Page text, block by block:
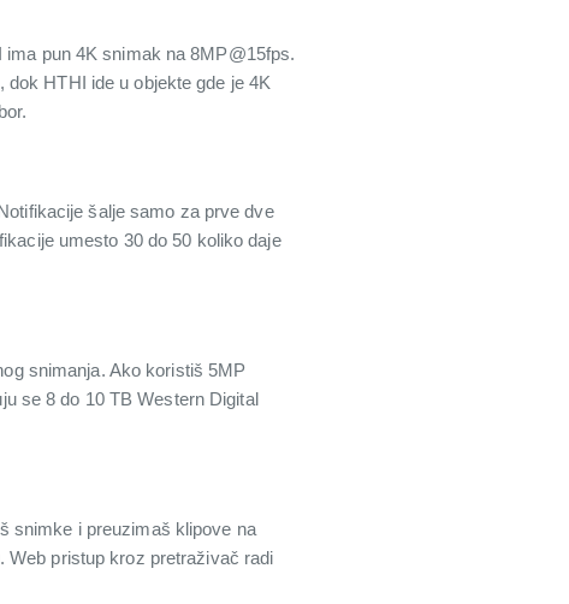
pun 4K snimak na 8MP@15fps.
HTHI ide u objekte gde je 4K
šalje samo za prve dve
umesto 30 do 50 koliko daje
snimanja. Ako koristiš 5MP
se 8 do 10 TB Western Digital
snimke i preuzimaš klipove na
Web pristup kroz pretraživač radi